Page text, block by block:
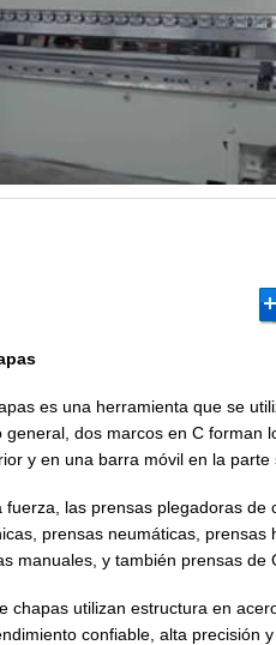
es una herramienta que se
dos marcos en C forman
y en una barra móvil en la parte
las prensas plegadoras de
prensas neumáticas, prensas
manuales, y también prensas de
chapas utilizan estructura en
confiable, alta precisión